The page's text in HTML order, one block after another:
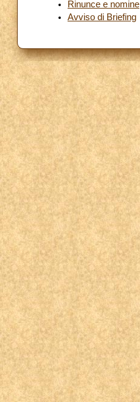
Rinunce e nomine
Avviso di Briefing